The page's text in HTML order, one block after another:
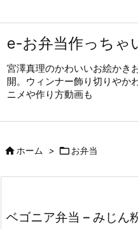
e-お弁当作っちゃ
宮澤真理のかわいいお絵かき
開。ウィンナー飾り切りやか
ニメや作り方動画も
ホーム > お弁当
ベゴニア弁当 – みじん